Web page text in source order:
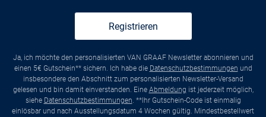
Registrieren
Ja, ich möchte den personalisierten VAN GRAAF Newsletter abonnieren und
einen 5€ Gutschein** sichern. Ich habe die Datenschutzbestimmungen und
insbesondere den Abschnitt zum personalisierten Newsletter-Versand
gelesen und bin damit einverstanden. Eine Abmeldung ist jederzeit möglich,
siehe Datenschutzbestimmungen. **Ihr Gutschein-Code ist einmalig
einlösbar und nach Ausstellungsdatum 4 Wochen gültig. Mindestbestellwert